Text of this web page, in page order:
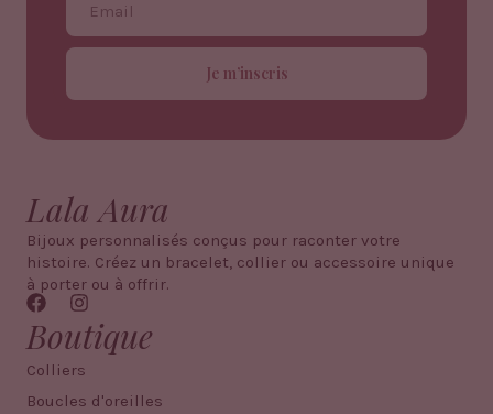
Je m’inscris
Lala Aura
Bijoux personnalisés conçus pour raconter votre
histoire. Créez un bracelet, collier ou accessoire unique
à porter ou à offrir.
Boutique
Colliers
Boucles d'oreilles